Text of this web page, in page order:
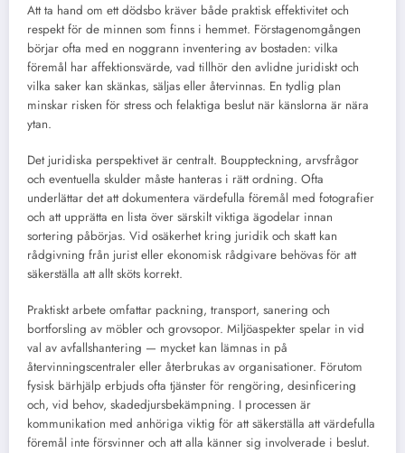
Att ta hand om ett dödsbo kräver både praktisk effektivitet och
respekt för de minnen som finns i hemmet. Förstagenomgången
börjar ofta med en noggrann inventering av bostaden: vilka
föremål har affektionsvärde, vad tillhör den avlidne juridiskt och
vilka saker kan skänkas, säljas eller återvinnas. En tydlig plan
minskar risken för stress och felaktiga beslut när känslorna är nära
ytan.
Det juridiska perspektivet är centralt. Bouppteckning, arvsfrågor
och eventuella skulder måste hanteras i rätt ordning. Ofta
underlättar det att dokumentera värdefulla föremål med fotografier
och att upprätta en lista över särskilt viktiga ägodelar innan
sortering påbörjas. Vid osäkerhet kring juridik och skatt kan
rådgivning från jurist eller ekonomisk rådgivare behövas för att
säkerställa att allt sköts korrekt.
Praktiskt arbete omfattar packning, transport, sanering och
bortforsling av möbler och grovsopor. Miljöaspekter spelar in vid
val av avfallshantering — mycket kan lämnas in på
återvinningscentraler eller återbrukas av organisationer. Förutom
fysisk bärhjälp erbjuds ofta tjänster för rengöring, desinficering
och, vid behov, skadedjursbekämpning. I processen är
kommunikation med anhöriga viktig för att säkerställa att värdefulla
föremål inte försvinner och att alla känner sig involverade i beslut.